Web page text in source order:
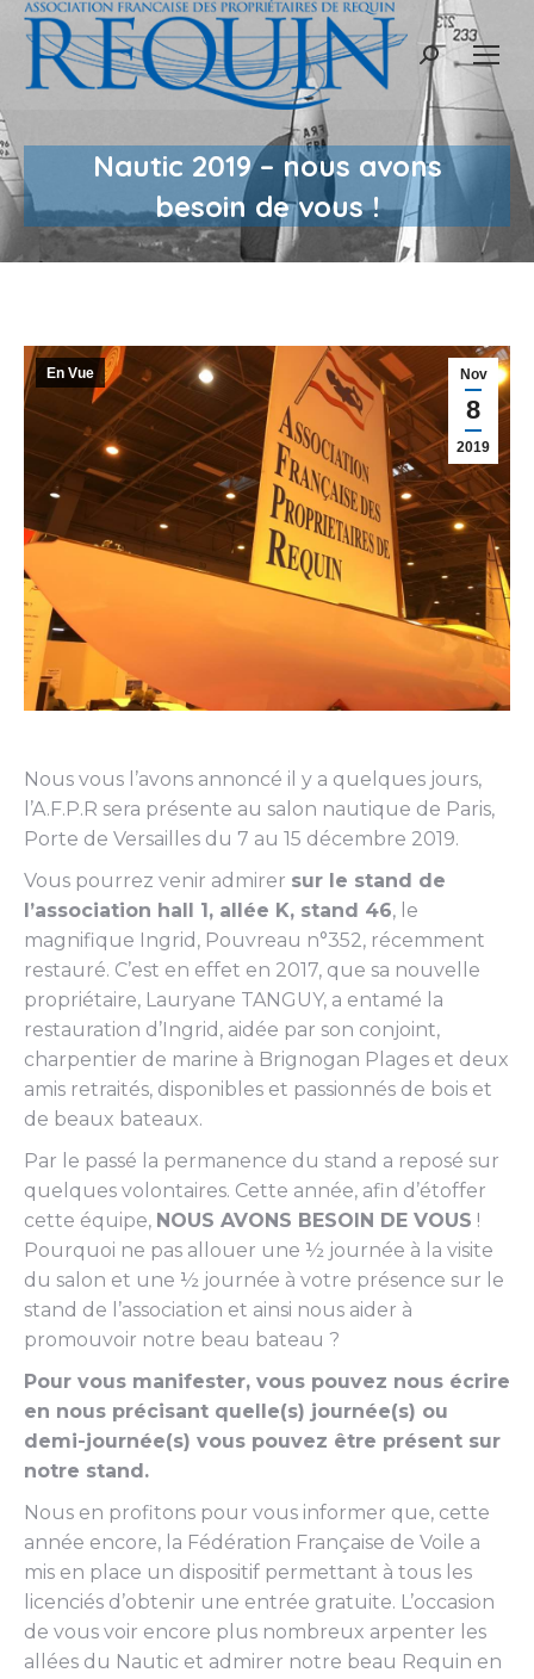
Recherche
Nautic 2019 – nous avons
besoin de vous !
Nov
8
2019
En Vue
Nous vous l’avons annoncé il y a quelques jours,
l’A.F.P.R sera présente au salon nautique de Paris,
Porte de Versailles du 7 au 15 décembre 2019.
Vous pourrez venir admirer sur le stand de
l’association hall 1, allée K, stand 46, le
magnifique Ingrid, Pouvreau n°352, récemment
restauré. C’est en effet en 2017, que sa nouvelle
propriétaire, Lauryane TANGUY, a entamé la
restauration d’Ingrid, aidée par son conjoint,
charpentier de marine à Brignogan Plages et deux
amis retraités, disponibles et passionnés de bois et
de beaux bateaux.
Par le passé la permanence du stand a reposé sur
quelques volontaires. Cette année, afin d’étoffer
cette équipe, NOUS AVONS BESOIN DE VOUS !
Pourquoi ne pas allouer une ½ journée à la visite
du salon et une ½ journée à votre présence sur le
stand de l’association et ainsi nous aider à
promouvoir notre beau bateau ?
Pour vous manifester, vous pouvez nous écrire
en nous précisant quelle(s) journée(s) ou
demi-journée(s) vous pouvez être présent sur
notre stand.
Nous en profitons pour vous informer que, cette
année encore, la Fédération Française de Voile a
mis en place un dispositif permettant à tous les
licenciés d’obtenir une entrée gratuite. L’occasion
de vous voir encore plus nombreux arpenter les
allées du Nautic et admirer notre beau Requin en